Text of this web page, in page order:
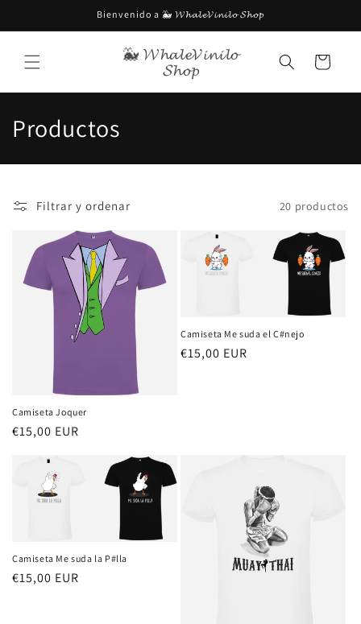
al contenido
Bienvenido a 🐳 𝓦𝓱𝓪𝓵𝓮𝓥𝓲𝓷𝓲𝓵𝓸 𝓢𝓱𝓸𝓹
🐳 𝓦𝓱𝓪𝓵𝓮𝓥𝓲𝓷𝓲𝓵𝓸
𝓢𝓱𝓸𝓹 Carrito
C
o
e
c
:
Productos
Filtrar y ordenar 20 productos
Camiseta Joquer
Precio
€15,00 EUR
Camiseta Me suda el C#nejo
Precio
€15,00 EUR
Camiseta Me suda la P#lla
Precio
€15,00 EUR